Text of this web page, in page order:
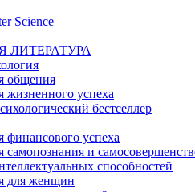
Science
ЛИТЕРАТУРА
общения
жизненного успеха
бестселлер
финансового успеха
самопознания и
способностей
для женщин